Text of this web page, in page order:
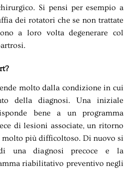
Si pensi per esempio a
dei rotatori che se non trattate
a loro volta degenerare col
molto dalla condizione in cui
della diagnosi. Una iniziale
bene a un programma
di lesioni associate, un ritorno
più difficoltoso. Di nuovo si
di una diagnosi precoce e la
riabilitativo preventivo negli